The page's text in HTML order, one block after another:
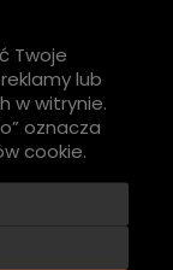

Twoje
lub
w witrynie.
oznacza
cookie.